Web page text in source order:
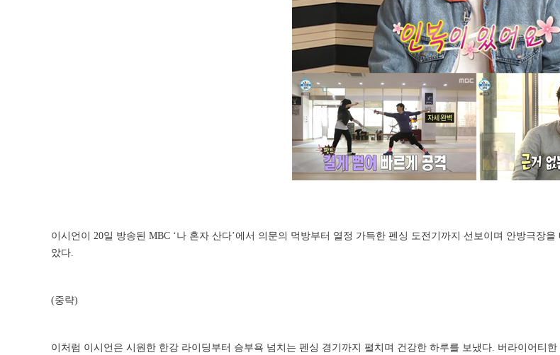
이시언이 20일 방송된 MBC ‘나 혼자 산다’에서 의문의 먹방부터 열정 가득한 펜싱 도전기까지 선보이며 안방극장
았다.
(중략)
이처럼 이시언은 시원한 한강 라이딩부터 승부욕 넘치는 펜싱 경기까지 펼치며 건강한 하루를 보냈다. 버라이어티